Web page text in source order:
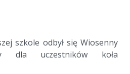
szkole odbył się Wiosenny
dla uczestników koła